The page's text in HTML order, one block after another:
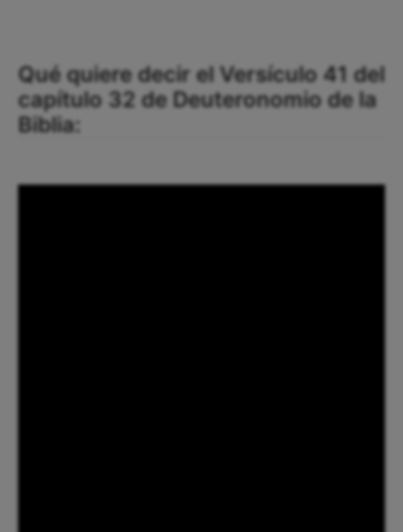
Qué quiere decir el Versículo 41 del
capítulo 32 de Deuteronomio de la
Biblia: